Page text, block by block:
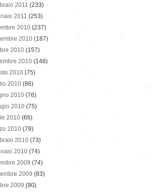
2011 (233)
2011 (253)
2010 (237)
2010 (187)
2010 (157)
2010 (148)
2010 (75)
2010 (86)
2010 (76)
2010 (75)
2010 (66)
2010 (79)
2010 (73)
2010 (74)
2009 (74)
2009 (83)
2009 (90)